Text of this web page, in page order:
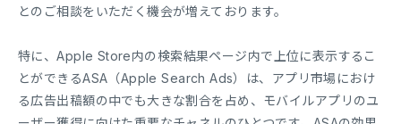
とのご相談をいただく機会が増えております。
特に、Apple Store内の検索結果ページ内で上位に表示するこ
とができるASA（Apple Search Ads）は、アプリ市場におけ
る広告出稿額の中でも大きな割合を占め、モバイルアプリのユ